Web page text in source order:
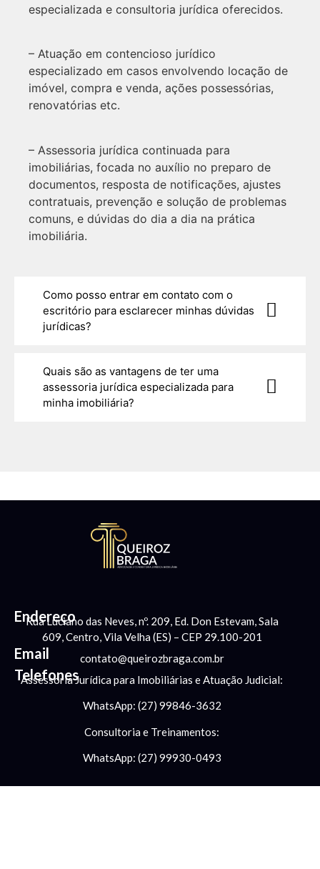
especializada e consultoria jurídica oferecidos.
– Atuação em contencioso jurídico
especializado em casos envolvendo locação de
imóvel, compra e venda, ações possessórias,
renovatórias etc.
– Assessoria jurídica continuada para
imobiliárias, focada no auxílio no preparo de
documentos, resposta de notificações, ajustes
contratuais, prevenção e solução de problemas
comuns, e dúvidas do dia a dia na prática
imobiliária.
Como posso entrar em contato com o
escritório para esclarecer minhas dúvidas
jurídicas?
Quais são as vantagens de ter uma
assessoria jurídica especializada para
minha imobiliária?
Endereço
Rua Luciano das Neves, nº. 209, Ed. Don Estevam, Sala
609, Centro, Vila Velha (ES) – CEP 29.100-201
Email contato@queirozbraga.com.br
Telefones
Assessoria Jurídica para Imobiliárias e Atuação Judicial:
WhatsApp: (27) 99846-3632
Consultoria e Treinamentos:
WhatsApp: (27) 99930-0493